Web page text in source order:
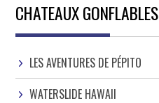
CHATEAUX GONFLABLES
LES AVENTURES DE PÉPITO
WATERSLIDE HAWAII